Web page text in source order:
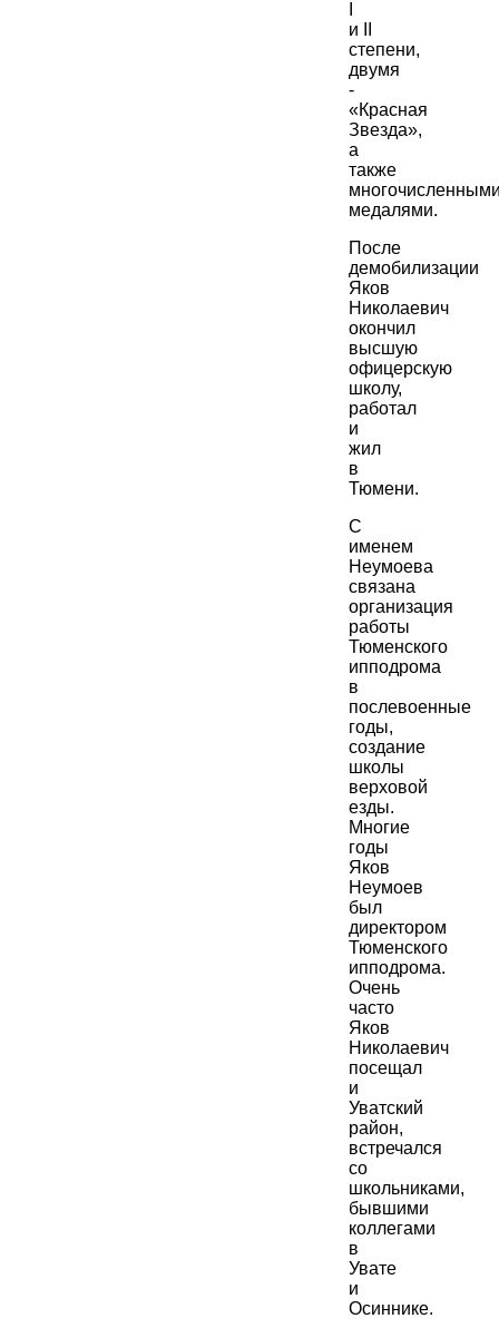
и II
степени,
двумя
-
«Красная
Звезда»,
а
также
медалями.
После
демобилизации
Яков
Николаевич
окончил
высшую
офицерскую
школу,
работал
и
жил
в
Тюмени.
С
именем
Неумоева
связана
организация
работы
Тюменского
ипподрома
в
послевоенные
годы,
создание
школы
верховой
езды.
Многие
годы
Яков
Неумоев
был
директором
Тюменского
ипподрома.
Очень
часто
Яков
Николаевич
посещал
и
Уватский
район,
встречался
со
школьниками,
бывшими
коллегами
в
Увате
и
Осиннике.